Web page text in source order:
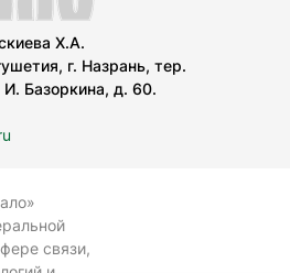
Х.А.
г. Назрань, тер.
Базоркина, д. 60.
связи,